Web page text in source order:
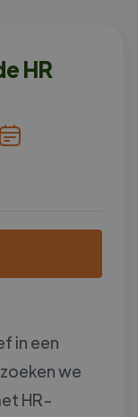
HR
in een
we
HR-